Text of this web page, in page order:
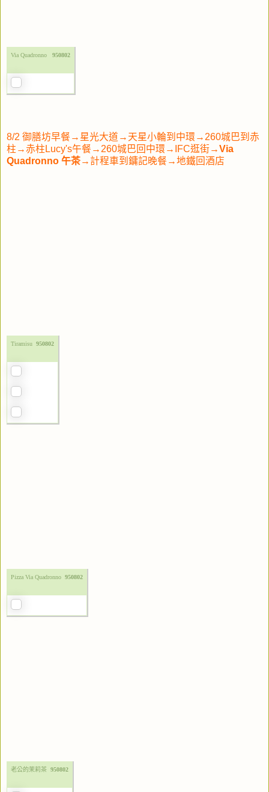
Via Quadronno 950802
8/2 御膳坊早餐→星光大道→天星小輪到中環→260城巴到赤
柱→赤柱Lucy's午餐→260城巴回中環→IFC逛街→Via
Quadronno 午茶→計程車到鏞記晚餐→地鐵回酒店
Tiramisu 950802
Pizza Via Quadronno 950802
老公的茉莉茶 950802